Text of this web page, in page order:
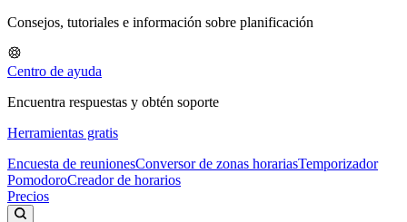
Consejos, tutoriales e información sobre planificación
Centro de ayuda
Encuentra respuestas y obtén soporte
Herramientas gratis
Encuesta de reunionesConversor de zonas horariasTemporizador
PomodoroCreador de horarios
Precios